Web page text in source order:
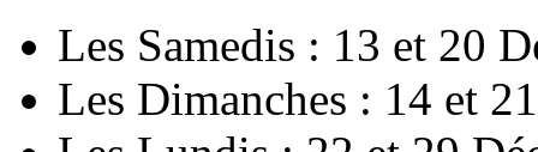
Les Samedis : 13 et 20
Les Dimanches : 14 et